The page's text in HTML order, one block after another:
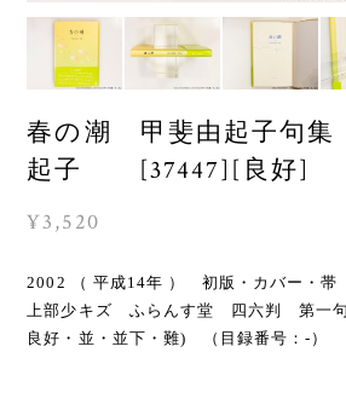
春の潮 甲斐由起子句
起子 [37447][良好]
¥3,520
2002 （ 平成14年 ） 初版・カバー・
上部少キズ ふらんす堂 四六判 第一
良好・並・並下・難) （目録番号：-）